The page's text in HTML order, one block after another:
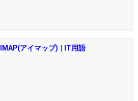
IMAP(アイマップ) | IT用語